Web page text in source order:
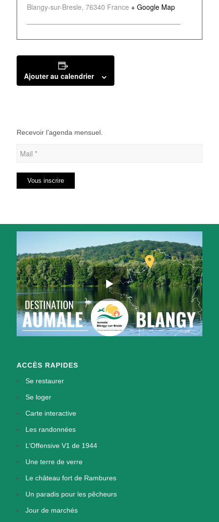
Blangy-sur-Bresle, 76340 France + Google Map
Ajouter au calendrier
Recevoir l’agenda mensuel.
ACCÈS RAPIDES
Se restaurer
Se loger
Carte interactive
Les randonnées
L’Offensive V1 de 1944
Une terre de verre
Le château fort de Rambures
Un paradis pour les pêcheurs
Jour de marchés